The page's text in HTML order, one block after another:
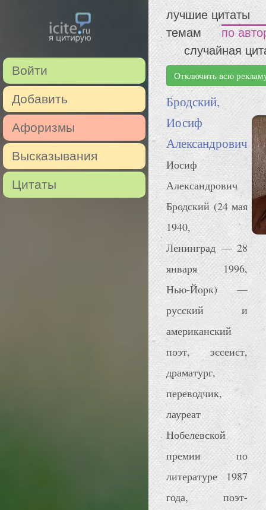
Войти
Добавить
Афоризмы
Высказывания
Цитаты
лучшие цитаты
темам
по
случайная
Отключить всю
Бродский,
Иосиф
Александрович
Иосиф
Александрович
Бродский (24 мая
1940,
Ленинград — 28
января 1996,
Нью-Йорк) —
русский и
американский
поэт, эссеист,
драматург,
переводчик,
лауреат
Нобелевской
премии по
литературе 1987
года, поэт-